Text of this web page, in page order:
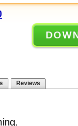
Reviews